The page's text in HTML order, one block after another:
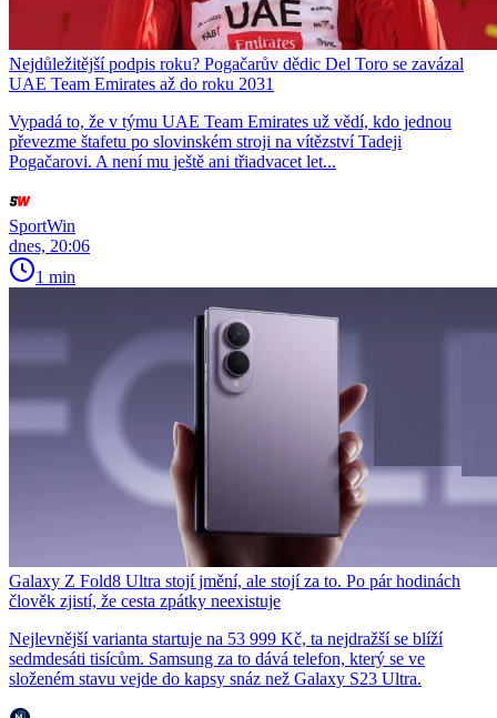
Nejdůležitější podpis roku? Pogačarův dědic Del Toro se zavázal
UAE Team Emirates až do roku 2031
Vypadá to, že v týmu UAE Team Emirates už vědí, kdo jednou
převezme štafetu po slovinském stroji na vítězství Tadeji
Pogačarovi. A není mu ještě ani třiadvacet let...
SportWin
dnes, 20:06
1 min
Galaxy Z Fold8 Ultra stojí jmění, ale stojí za to. Po pár hodinách
člověk zjistí, že cesta zpátky neexistuje
Nejlevnější varianta startuje na 53 999 Kč, ta nejdražší se blíží
sedmdesáti tisícům. Samsung za to dává telefon, který se ve
složeném stavu vejde do kapsy snáz než Galaxy S23 Ultra.